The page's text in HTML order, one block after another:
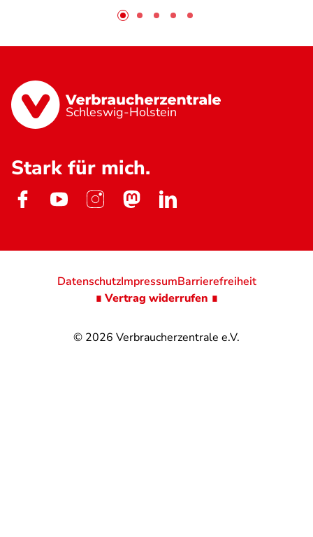
Schleswig-Holstein
Stark für mich.
© 2026 Verbraucherzentrale e.V.
DatenschutzImpressumBarrierefreiheit
∎ Vertrag widerrufen ∎